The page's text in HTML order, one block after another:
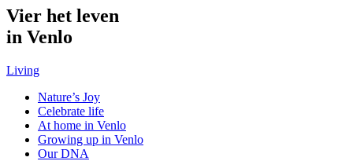
Vier het leven
in Venlo
Living
Nature’s Joy
Celebrate life
At home in Venlo
Growing up in Venlo
Our DNA